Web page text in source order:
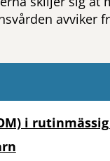
avviker
i